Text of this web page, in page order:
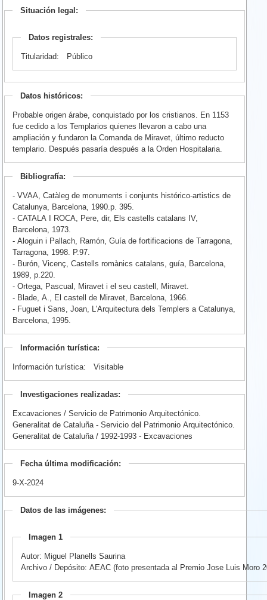
Situación legal:
Datos registrales:
Titularidad: Público
Datos históricos:
Probable origen árabe, conquistado por los cristianos. En 1153
fue cedido a los Templarios quienes llevaron a cabo una
ampliación y fundaron la Comanda de Miravet, último reducto
templario. Después pasaría después a la Orden Hospitalaria.
Bibliografía:
- VVAA, Catàleg de monuments i conjunts histórico-artistics de
Catalunya, Barcelona, 1990.p. 395.
- CATALA I ROCA, Pere, dir, Els castells catalans IV,
Barcelona, 1973.
- Aloguin i Pallach, Ramón, Guía de fortificacions de Tarragona,
Tarragona, 1998. P.97.
- Burón, Vicenç, Castells romànics catalans, guía, Barcelona,
1989, p.220.
- Ortega, Pascual, Miravet i el seu castell, Miravet.
- Blade, A., El castell de Miravet, Barcelona, 1966.
- Fuguet i Sans, Joan, L'Arquitectura dels Templers a Catalunya,
Barcelona, 1995.
Información turística:
Información turística: Visitable
Investigaciones realizadas:
Excavaciones / Servicio de Patrimonio Arquitectónico.
Generalitat de Cataluña - Servicio del Patrimonio Arquitectónico.
Generalitat de Cataluña / 1992-1993 - Excavaciones
Fecha última modificación:
9-X-2024
Datos de las imágenes:
Imagen 1
Autor: Miguel Planells Saurina
Archivo / Depósito: AEAC (foto presentada al Premio Jose Luis Moro
Imagen 2